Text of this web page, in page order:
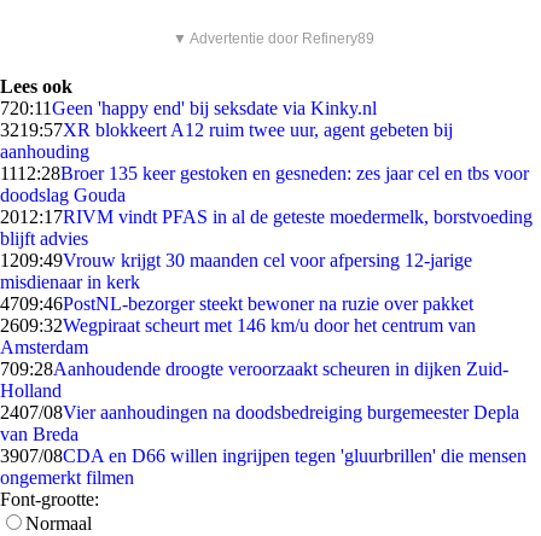
▼ Advertentie door Refinery89
Lees ook
720:11Geen 'happy end' bij seksdate via Kinky.nl
3219:57XR blokkeert A12 ruim twee uur, agent gebeten bij
aanhouding
1112:28Broer 135 keer gestoken en gesneden: zes jaar cel en tbs voor
doodslag Gouda
2012:17RIVM vindt PFAS in al de geteste moedermelk, borstvoeding
blijft advies
1209:49Vrouw krijgt 30 maanden cel voor afpersing 12-jarige
misdienaar in kerk
4709:46PostNL-bezorger steekt bewoner na ruzie over pakket
2609:32Wegpiraat scheurt met 146 km/u door het centrum van
Amsterdam
709:28Aanhoudende droogte veroorzaakt scheuren in dijken Zuid-
Holland
2407/08Vier aanhoudingen na doodsbedreiging burgemeester Depla
van Breda
3907/08CDA en D66 willen ingrijpen tegen 'gluurbrillen' die mensen
ongemerkt filmen
Font-grootte:
Normaal